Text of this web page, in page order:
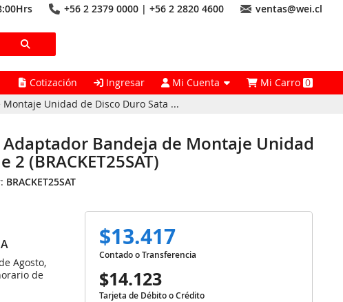
+56 2 2379 0000 | +56 2 2820 4600 ventas@wei.cl
Cotización Ingresar Mi Cuenta Mi Carro0
Montaje Unidad de Disco Duro Sata ...
Adaptador Bandeja de Montaje Unidad
(BRACKET25SAT)
BRACKET25SAT
Agosto,
de
$13.417
Contado o Transferencia
$14.123
Tarjeta de Débito o Crédito